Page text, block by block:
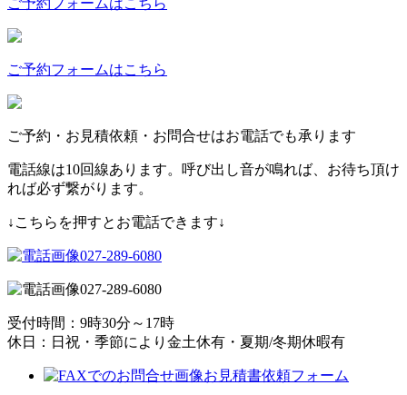
ご予約フォームはこちら
ご予約・お見積依頼・お問合せはお電話でも承ります
電話線は10回線あります。呼び出し音が鳴れば、お待ち頂け
れば必ず繋がります。
↓こちらを押すとお電話できます↓
027-289-6080
027-289-6080
受付時間：9時30分～17時
休日：日祝・季節により金土休有・夏期/冬期休暇有
お見積書依頼フォーム